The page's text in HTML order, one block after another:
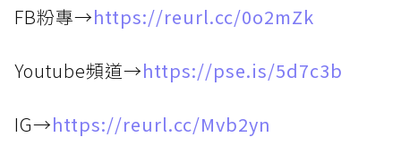
FB粉專→https://reurl.cc/0o2mZk
Youtube頻道→https://pse.is/5d7c3b
IG→https://reurl.cc/Mvb2yn